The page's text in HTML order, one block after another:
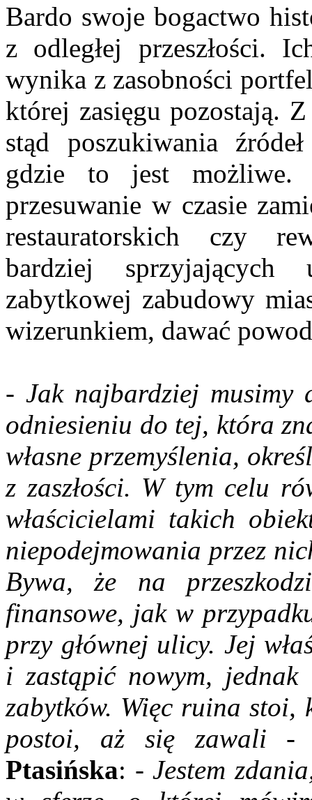
Bardo swoje bogactwo
z odległej przeszłości.
wynika z zasobności
której zasięgu pozostają.
stąd poszukiwania
gdzie to jest możliwe.
przesuwanie w czasie
restauratorskich czy
bardziej sprzyjających
zabytkowej zabudowy
wizerunkiem, dawać
- Jak najbardziej musimy
odniesieniu do tej, która
własne przemyślenia,
z zaszłości. W tym celu
właścicielami takich
niepodejmowania przez
Bywa, że na
finansowe, jak w
przy głównej ulicy. Jej
i zastąpić nowym, jednak
zabytków. Więc ruina stoi,
postoi, aż się zawali -
Ptasińska: - Jestem